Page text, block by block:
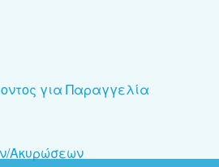
για Παραγγελία
Ακυρώσεων